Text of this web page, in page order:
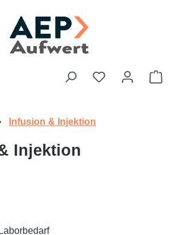
Du hast 0
Infusion & Injektion
Injektion